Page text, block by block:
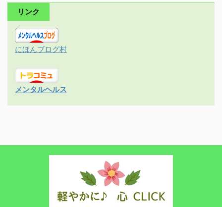
リンク
にほんブログ村
メンタルヘルス